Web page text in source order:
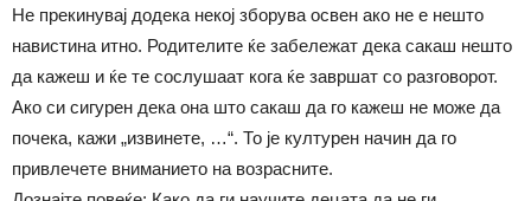
Не прекинувај додека некој зборува освен ако не е нешто
навистина итно. Родителите ќе забележат дека сакаш нешто
да кажеш и ќе те сослушаат кога ќе завршат со разговорот.
Ако си сигурен дека она што сакаш да го кажеш не може да
почека, кажи „извинете, …“. То је културен начин да го
привлечете вниманието на возрасните.